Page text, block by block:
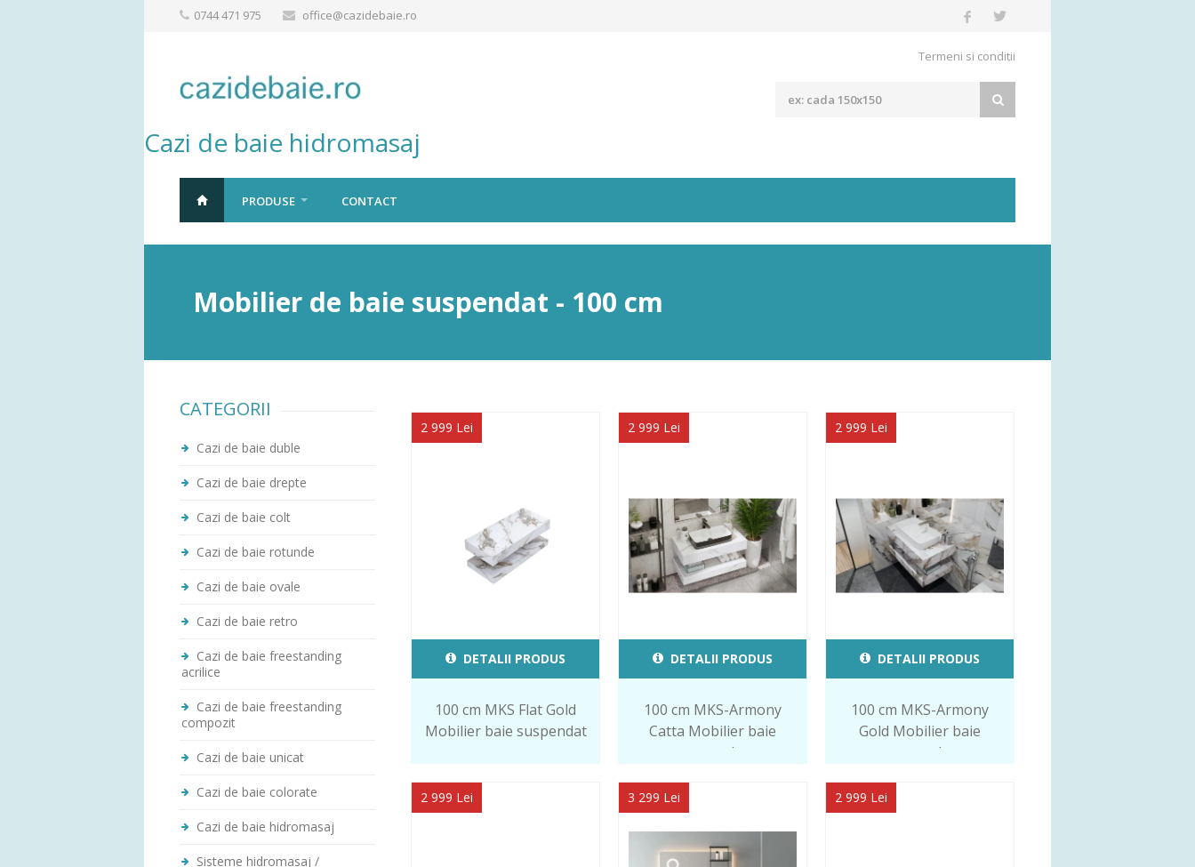
0744 471 975 office@cazidebaie.ro
Termeni si conditii
Cazi de baie hidromasaj
PRODUSE CONTACT
Mobilier de baie suspendat - 100 cm
CATEGORII
Cazi de baie duble
Cazi de baie drepte
Cazi de baie colt
Cazi de baie rotunde
Cazi de baie ovale
Cazi de baie retro
Cazi de baie freestanding
acrilice
Cazi de baie freestanding
compozit
Cazi de baie unicat
Cazi de baie colorate
Cazi de baie hidromasaj
Sisteme hidromasaj /
2 999 Lei
DETALII PRODUS
100 cm MKS Flat Gold
Mobilier baie suspendat
2 999 Lei
DETALII PRODUS
100 cm MKS-Armony
Catta Mobilier baie
suspendat
2 999 Lei
DETALII PRODUS
100 cm MKS-Armony
Gold Mobilier baie
suspendat
2 999 Lei 3 299 Lei 2 999 Lei